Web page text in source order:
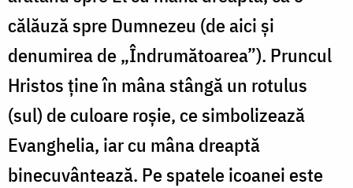
călăuză spre Dumnezeu (de aici și
denumirea de „Îndrumătoarea”). Pruncul
Hristos ține în mâna stângă un rotulus
(sul) de culoare roșie, ce simbolizează
Evanghelia, iar cu mâna dreaptă
binecuvântează. Pe spatele icoanei este